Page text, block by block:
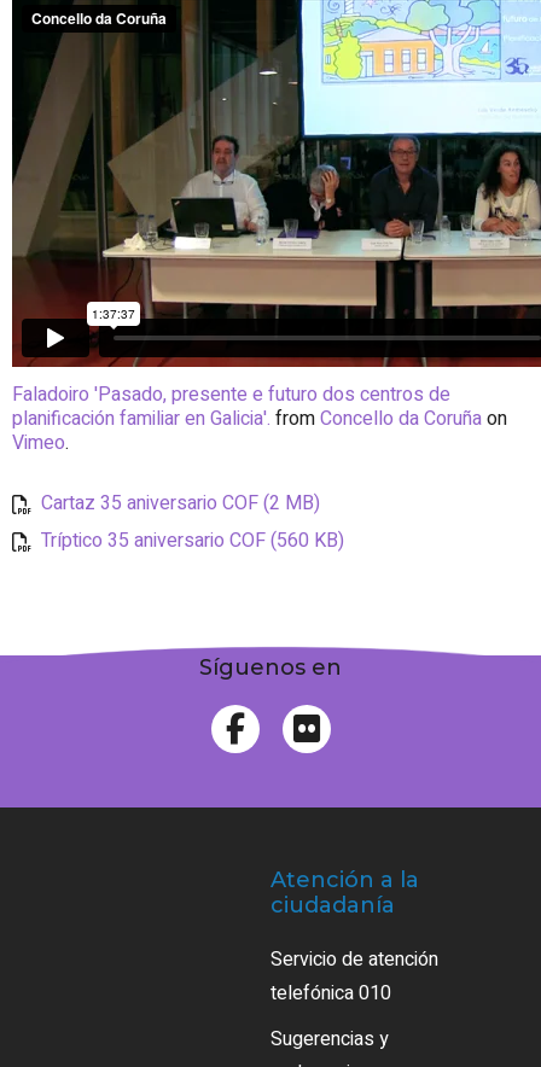
Faladoiro 'Pasado, presente e futuro dos centros de
planificación familiar en Galicia'. fromConcello da Coruñaon
Vimeo.
Cartaz 35 aniversario COF (2 MB)
Tríptico 35 aniversario COF (560 KB)
Síguenos en
Atención a la
ciudadanía
Servicio de atención
telefónica 010
Sugerencias y